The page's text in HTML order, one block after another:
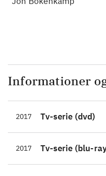
Informationer
2017 Tv-serie (dvd)
2017 Tv-serie (blu-